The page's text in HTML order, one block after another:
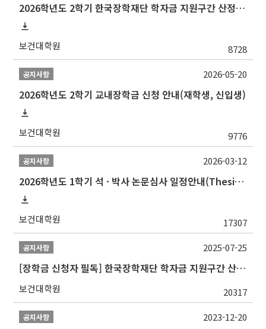
2026학년도 2학기 한국장학재단 학자금 지원구간 산정 신청 안내
보건대학원 8728
공지사항
2026학년도 2학기 교내장학금 신청 안내(재학생, 신입생)
보건대학원 9776
2026-05-20
공지사항
2026학년도 1학기 석 · 박사 논문심사 일정안내(Thesis Defense Schedules)
보건대학원 17307
2026-03-12
공지사항
[장학금 신청자 필독] 한국장학재단 학자금 지원구간 산정 권고
보건대학원 20317
2025-07-25
공지사항 2023-12-20